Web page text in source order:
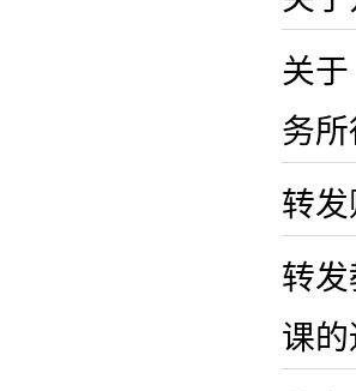
关
务
转
转
课的